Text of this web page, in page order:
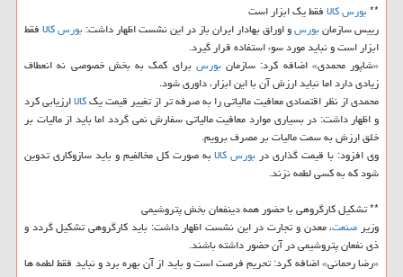
**بورسكالافقط یك ابزار است
رییس سازمانبورسو اوراق بهادار ایران باز در این نشست اظهار داشت:بورسكالافقط
ابزار است و نباید مورد سوء استفاده قرار گیرد.
«شاپور محمدی» اضافه كرد: سازمانبورس برای كمك به بخش خصوصی نه انعطاف
زیادی دارد اما نباید ارزش آن با این ابزار، داوری شود.
محمدی از نظر اقتصادی معافیت مالیاتی را به صرفه تر از تغییر قیمت یككالاارزیابی كرد
و اظهار داشت: در بسیاری موارد معافیت مالیاتی سفارش نمی گردد اما باید از مالیات بر
خلق ارزش به سمت مالیات بر مصرف برویم.
وی افزود: با قیمت گذاری دربورسكالابه صورت كل مخالفیم و باید سازوكاری تدوین
شود كه به كسی لطمه نزند.
** تشكیل كارگروهی با حضور همه دینفعان بخش پتروشیمی
وزیرصنعت، معدن و تجارت در این نشست اظهار داشت: باید كارگروهی تشكیل گردد و
ذی نفعان پتروشیمی در آن حضور داشته باشند.
«رضا رحمانی» اضافه كرد: تحریم فرصت است و باید از آن بهره برد و نباید فقط لطمه ها